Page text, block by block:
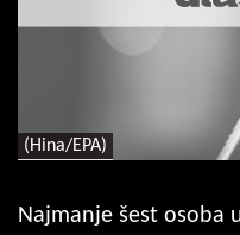
(Hina/EPA)
Najmanje šest